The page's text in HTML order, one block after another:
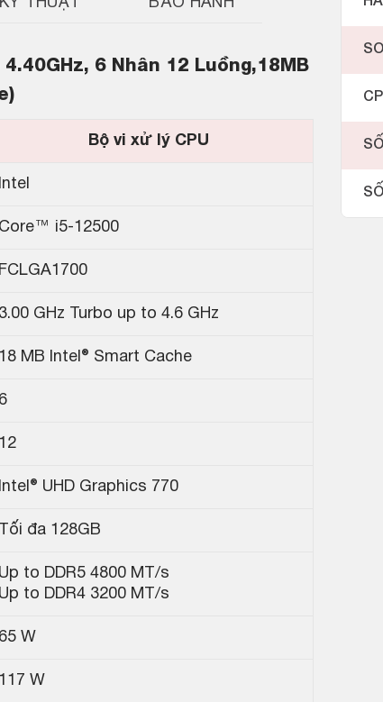
6 Nhân 12 Luồng,18MB
Bộ vi xử lý CPU
Intel
Core™ i5-12500
FCLGA1700
3.00 GHz Turbo up to 4.6 GHz
18 MB Intel® Smart Cache
6
12
Intel® UHD Graphics 770
Tối đa 128GB
Up to DDR5 4800 MT/s
Up to DDR4 3200 MT/s
65 W
117 W